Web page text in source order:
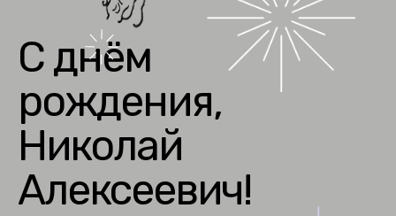
C днём
рождения,
Николай
Алексеевич!